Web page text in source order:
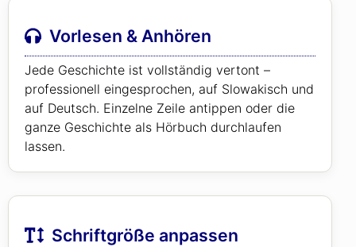
Vorlesen & Anhören
Jede Geschichte ist vollständig vertont –
professionell eingesprochen, auf Slowakisch und
auf Deutsch. Einzelne Zeile antippen oder die
ganze Geschichte als Hörbuch durchlaufen
lassen.
Schriftgröße anpassen